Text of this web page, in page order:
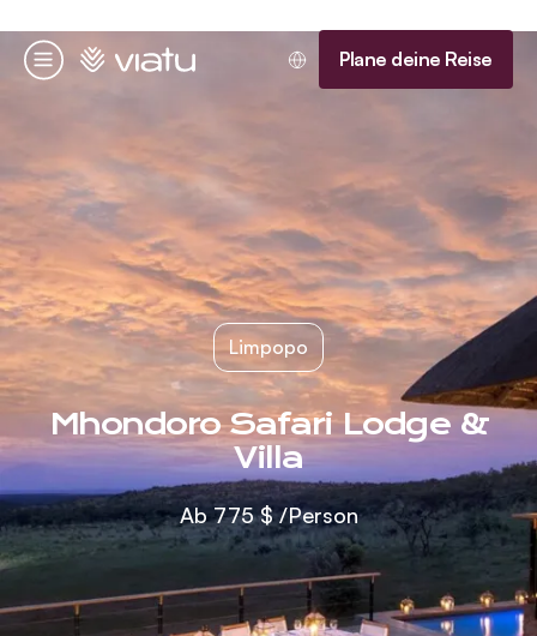
Menü
Startseite Plane deine Reise
Limpopo
Mhondoro Safari Lodge &
Villa
Ab775 $/Person